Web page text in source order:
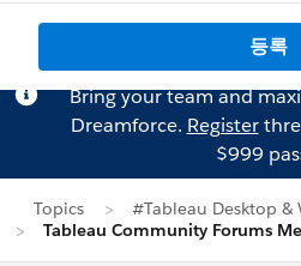
등록
Bring your team and
Dreamforce. Register
$999
Topics
#Tableau Desktop &
Tableau Community Forums